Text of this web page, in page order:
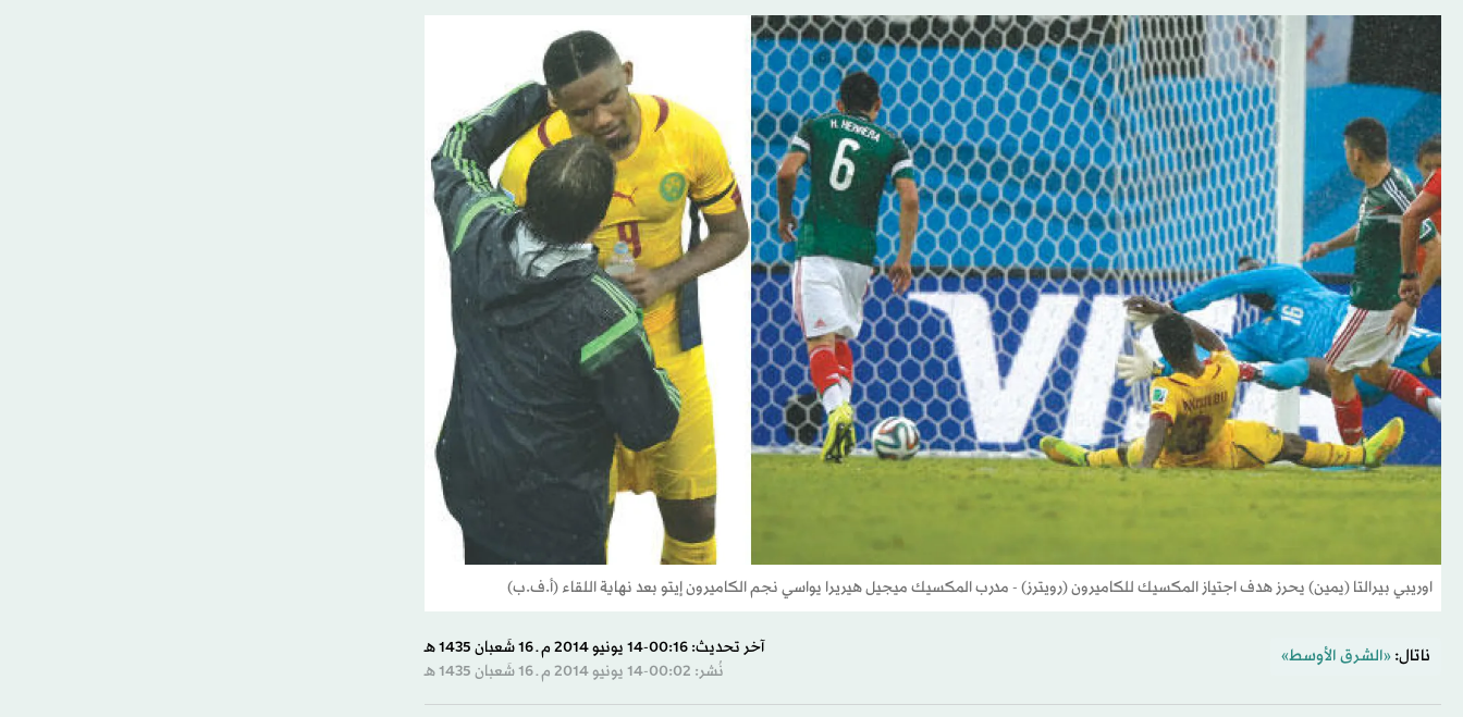
اوريبي بيرالتا (يمين) يحرز هدف اجتياز المكسيك للكاميرون (رويترز) - مدرب المكسيك ميجيل هيريرا يواسي نجم الكاميرون إيتو بعد نهاية اللقاء (أ.ف.ب)
ناتال: «الشرق الأوسط»
آخر تحديث: 00:16-14 يونيو 2014 م ـ 16 شَعبان 1435 هـ
نُشر: 00:02-14 يونيو 2014 م ـ 16 شَعبان 1435 هـ